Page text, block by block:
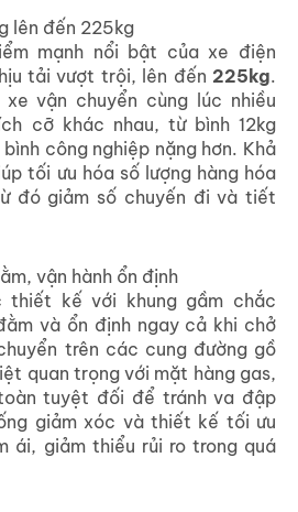
lên đến 225kg
mạnh nổi bật của xe điện
tải vượt trội, lên đến 225kg.
vận chuyển cùng lúc nhiều
cỡ khác nhau, từ bình 12kg
công nghiệp nặng hơn. Khả
tối ưu hóa số lượng hàng hóa
đó giảm số chuyến đi và tiết
vận hành ổn định
thiết kế với khung gầm chắc
và ổn định ngay cả khi chở
trên các cung đường gồ
quan trọng với mặt hàng gas,
tuyệt đối để tránh va đập
giảm xóc và thiết kế tối ưu
ái, giảm thiểu rủi ro trong quá